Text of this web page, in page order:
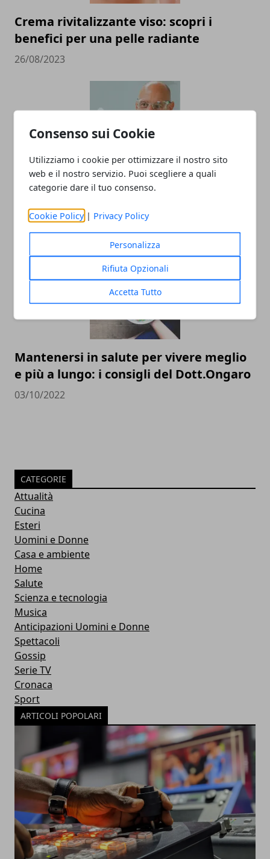
Consenso sui Cookie
Utilizziamo i cookie per ottimizzare il nostro sito
web e il nostro servizio. Puoi scegliere a quali
categorie dare il tuo consenso.
Cookie Policy | Privacy Policy
Personalizza
Rifiuta Opzionali
Accetta Tutto
Crema rivitalizzante viso: scopri i
benefici per una pelle radiante
26/08/2023
I prodotti da utilizzare per proteggersi
da agenti chimici
22/02/2023
Mantenersi in salute per vivere meglio
e più a lungo: i consigli del Dott.Ongaro
03/10/2022
CATEGORIE
Attualità
Cucina
Esteri
Uomini e Donne
Casa e ambiente
Home
Salute
Scienza e tecnologia
Musica
Anticipazioni Uomini e Donne
Spettacoli
Gossip
Serie TV
Cronaca
Sport
ARTICOLI POPOLARI